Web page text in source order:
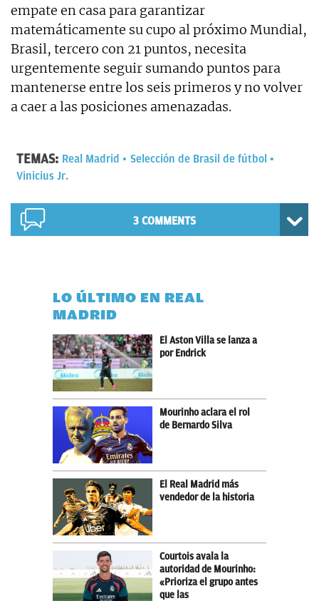
empate en casa para garantizar
matemáticamente su cupo al próximo Mundial,
Brasil, tercero con 21 puntos, necesita
urgentemente seguir sumando puntos para
mantenerse entre los seis primeros y no volver
a caer a las posiciones amenazadas.
TEMAS: Real Madrid
Selección de Brasil de fútbol
Vinicius Jr.
3 COMMENTS
LO ÚLTIMO EN REAL
MADRID
El Aston Villa se lanza a
por Endrick
Mourinho aclara el rol
de Bernardo Silva
El Real Madrid más
vendedor de la historia
Courtois avala la
autoridad de Mourinho:
«Prioriza el grupo antes
que las